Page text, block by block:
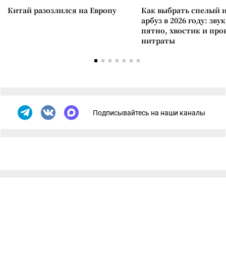
Китай разозлился на Европу
Как выбрать спелый
арбуз в 2026 году:
пятно, хвостик и
нитраты
Подписывайтесь на наши каналы